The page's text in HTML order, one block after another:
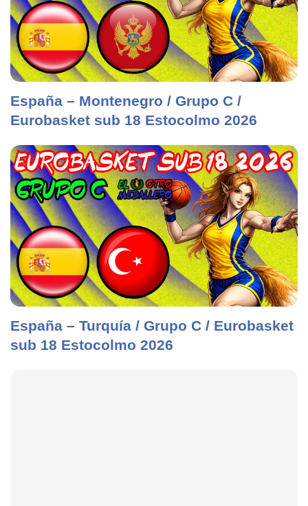
España – Montenegro / Grupo C /
Eurobasket sub 18 Estocolmo 2026
España – Turquía / Grupo C / Eurobasket
sub 18 Estocolmo 2026